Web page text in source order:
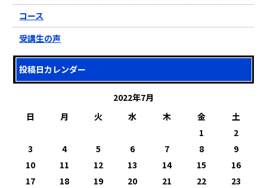
コース
受講生の声
投稿日カレンダー
2022年7月
日
月 火 水 木 金 土
1
2
3
4 5 6 7 8
9
10
11 12 13 14 15
16
17
18 19 20 21 22
23